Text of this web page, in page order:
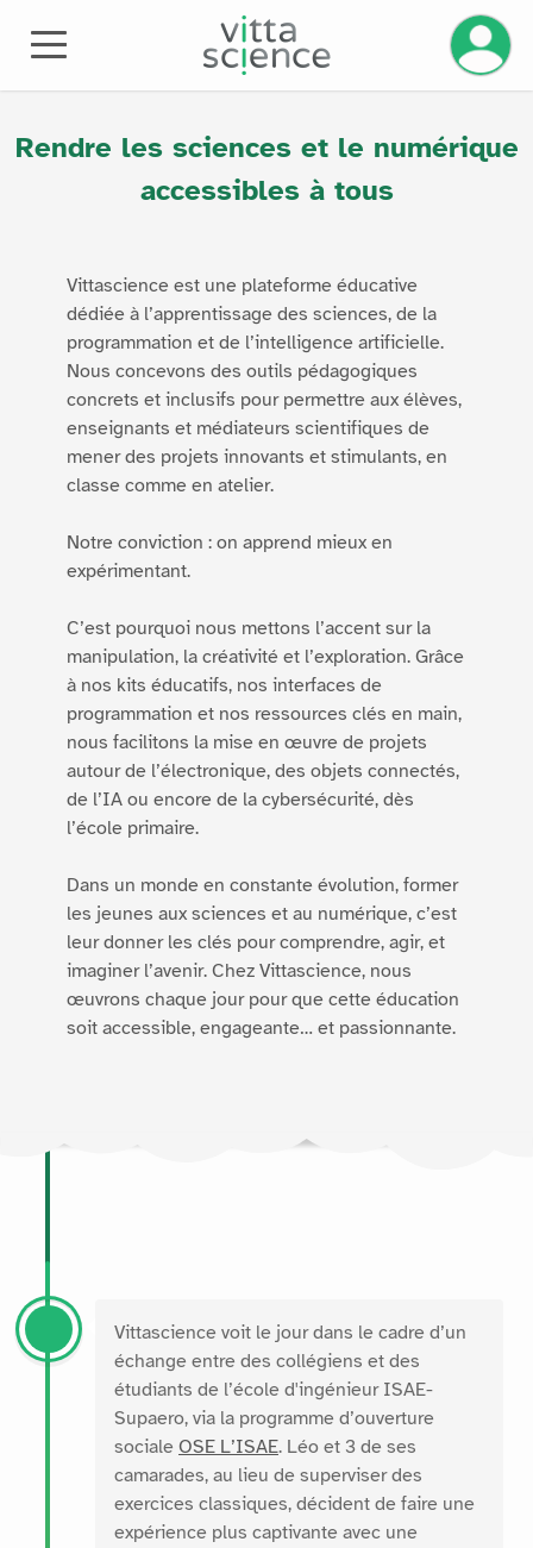
Gérez
Rendre les sciences et le numérique
accessibles à tous
Vittascience est une plateforme éducative
dédiée à l’apprentissage des sciences, de la
programmation et de l’intelligence artificielle.
Nous concevons des outils pédagogiques
concrets et inclusifs pour permettre aux élèves,
enseignants et médiateurs scientifiques de
mener des projets innovants et stimulants, en
classe comme en atelier.
Notre conviction : on apprend mieux en
expérimentant.
C’est pourquoi nous mettons l’accent sur la
manipulation, la créativité et l’exploration. Grâce
à nos kits éducatifs, nos interfaces de
programmation et nos ressources clés en main,
nous facilitons la mise en œuvre de projets
autour de l’électronique, des objets connectés,
de l’IA ou encore de la cybersécurité, dès
l’école primaire.
Dans un monde en constante évolution, former
les jeunes aux sciences et au numérique, c’est
leur donner les clés pour comprendre, agir, et
imaginer l’avenir. Chez Vittascience, nous
œuvrons chaque jour pour que cette éducation
soit accessible, engageante… et passionnante.
Vittascience voit le jour dans le cadre d’un
échange entre des collégiens et des
étudiants de l’école d'ingénieur ISAE-
Supaero, via la programme d’ouverture
sociale OSE L’ISAE. Léo et 3 de ses
camarades, au lieu de superviser des
exercices classiques, décident de faire une
expérience plus captivante avec une